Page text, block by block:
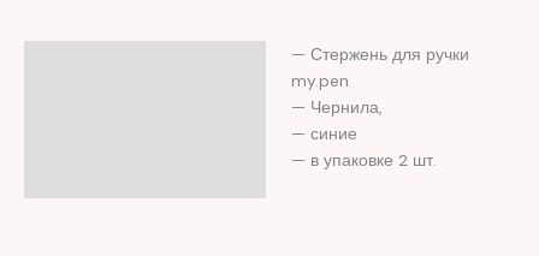
— Стержень для ручки
my.pen
— Чернила,
— синие
— в упаковке 2 шт.